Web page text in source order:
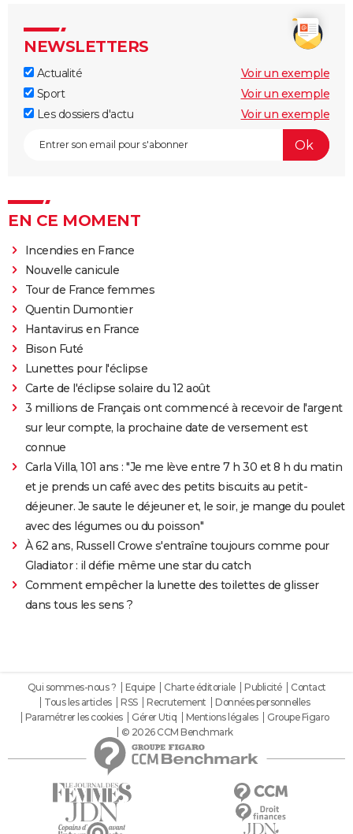
NEWSLETTERS
Actualité
Voir un exemple
Sport
Voir un exemple
Les dossiers d'actu
Voir un exemple
EN CE MOMENT
Incendies en France
Nouvelle canicule
Tour de France femmes
Quentin Dumontier
Hantavirus en France
Bison Futé
Lunettes pour l'éclipse
Carte de l'éclipse solaire du 12 août
3 millions de Français ont commencé à recevoir de l'argent
sur leur compte, la prochaine date de versement est
connue
Carla Villa, 101 ans : "Je me lève entre 7 h 30 et 8 h du matin
et je prends un café avec des petits biscuits au petit-
déjeuner. Je saute le déjeuner et, le soir, je mange du poulet
avec des légumes ou du poisson"
À 62 ans, Russell Crowe s'entraîne toujours comme pour
Gladiator : il défie même une star du catch
Comment empêcher la lunette des toilettes de glisser
dans tous les sens ?
Qui sommes-nous ? Equipe Charte éditoriale Publicité
Contact
Tous les articles
RSS Recrutement
Données personnelles
Paramétrer les cookies
Gérer Utiq Mentions légales
Groupe Figaro
© 2026 CCM Benchmark